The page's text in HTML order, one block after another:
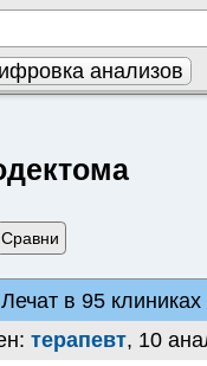
анализов
Сравни
Лечат в 95 клиниках
терапевт, 10